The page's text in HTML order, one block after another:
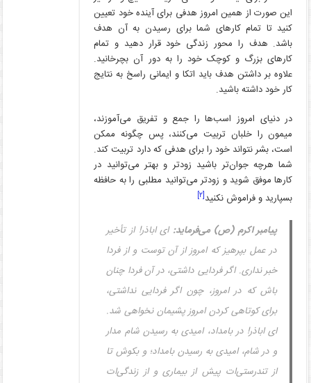
این صورت از همین امروز هدفی برای آینده خود تعیین
کنید تا تمام کارهای شما برای رسیدن به آن هدف
باشد. هدف را محور زندگی خود قرار دهید و تمام
کارهای بزرگ و کوچک خود را به دور آن بچرخانید.
علاوه بر داشتن هدف باید اتکا و ایمانی راسخ به نتایج
کار خود داشته باشید.
در دنیای امروز اسب‌ها را جمع و تفریق می‌آموزند،
میمون را خلبان تربیت می‌کنند، پس چگونه ممکن
است، بشر نتواند خود را برای هدفی که دارد تربیت کند.
شما هرچه جوان‌تر باشید زودتر و بهتر می‌توانید در
کارها موفق شوید و زودتر می‌توانید مطلبی را به حافظه
بسپارید و فراموش نکنید[۲]
پیامبر اکرم (ص) می‌فرماید: ای اباذر! از تأخیر
در عمل بپرهیز که امروز از آن توست و از فردا
خبر نداری. اگر فردایی داشتی، در آن فردا چنان
باش که در امروز، چون اگر فردایی نداشتی،
برای کوتاهی کردن امروز پشیمان نخواهی شد.
ای اباذر! در بامداد، امیدی به رسیدن شام مدار
و در شام، امیدی به رسیدن بامداد؛ و بکوش تا
از تندرستی‌ات پیش از بیماری و از زندگی‌ات